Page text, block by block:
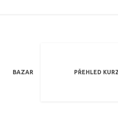
BAZAR PŘEHLED